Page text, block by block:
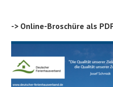
-> Online-Broschüre als